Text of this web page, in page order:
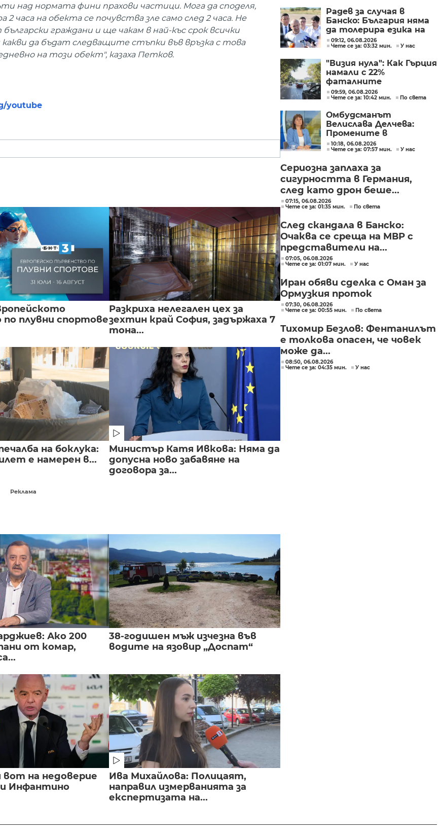
над нормата фини прахови частици. Мога да споделя,
часа на обекта се почувства зле само след 2 часа. Не
граждани и ще чакам в най-къс срок всички
да бъдат следващите стъпки във връзка с това
на този обект", казаха Петков.
youtube
плувни спортове
Разкриха нелегален цех за
зехтин край София, задържаха 7
тона...
на боклука:
е намерен в...
Министър Катя Ивкова: Няма да
допусна ново забавяне на
договора за...
Реклама
Ако 200
от комар,
38-годишен мъж изчезна във
водите на язовир „Доспат“
на недоверие
Инфантино
Ива Михайлова: Полицаят,
направил измерванията за
експертизата на...
Радев за случая в
Банско: България няма
да толерира езика на
омразата
09:12, 06.08.2026
Чете се за: 03:32 мин.
У нас
"Визия нула": Как Гърция
намали с 22%
фаталните
катастрофи по
пътищата в страната
09:59, 06.08.2026
Чете се за: 10:42 мин.
По света
Омбудсманът
Велислава Делчева:
Промените в
трудовото
законодателство не
през бюджета
10:18, 06.08.2026
Чете се за: 07:57 мин.
У нас
Сериозна заплаха за
сигурността в Германия,
след като дрон беше...
07:15, 06.08.2026
Чете се за: 01:35 мин.
По света
След скандала в Банско:
Очаква се среща на МВР с
представители на...
07:05, 06.08.2026
Чете се за: 01:07 мин.
У нас
Иран обяви сделка с Оман за
Ормузкия проток
07:30, 06.08.2026
Чете се за: 00:55 мин.
По света
Тихомир Безлов: Фентанилът
е толкова опасен, че човек
може да...
08:50, 06.08.2026
Чете се за: 04:35 мин.
У нас